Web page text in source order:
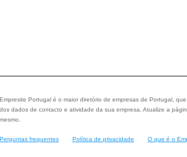
Empresite Portugal é o maior diretório de empresas de Portugal,
dos dados de contacto e atividade da sua empresa. Atualize a
mesmo.
Perguntas frequentes Política de privacidade O que é o